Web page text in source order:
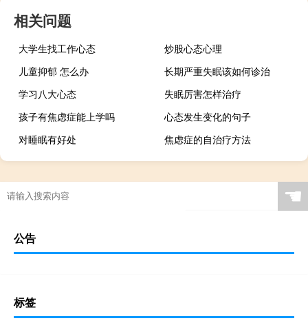
相关问题
大学生找工作心态
炒股心态心理
儿童抑郁 怎么办
长期严重失眠该如何诊治
学习八大心态
失眠厉害怎样治疗
孩子有焦虑症能上学吗
心态发生变化的句子
对睡眠有好处
焦虑症的自治疗方法
☚
公告
标签